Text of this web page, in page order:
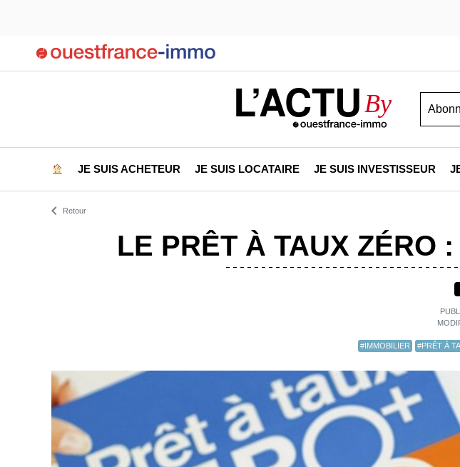
L’ACTU By
JE SUIS ACHETEUR JE SUIS LOCATAIRE JE SUIS INVESTISSEUR
Retour
LE PRÊT À TAUX ZÉRO
#IMMOBILIER #PRÊT À